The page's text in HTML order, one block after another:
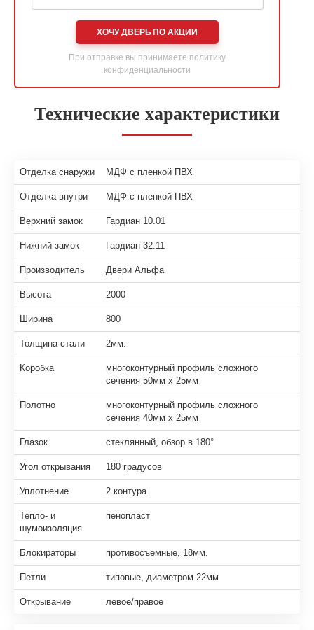
ХОЧУ ДВЕРЬ ПО АКЦИИ
При отправке вы принимаете политику
конфиденциальности
Технические характеристики
Отделка снаружи МДФ с пленкой ПВХ
Отделка внутри МДФ с пленкой ПВХ
Верхний замок Гардиан 10.01
Нижний замок Гардиан 32.11
Производитель Двери Альфа
Высота 2000
Ширина 800
Толщина стали 2мм.
Коробка
многоконтурный профиль сложного
сечения 50мм х 25мм
Полотно
многоконтурный профиль сложного
сечения 40мм х 25мм
Глазок стеклянный, обзор в 180°
Угол открывания 180 градусов
Уплотнение 2 контура
Тепло- и
шумоизоляция
пенопласт
Блокираторы противосъемные, 18мм.
Петли типовые, диаметром 22мм
Открывание левое/правое